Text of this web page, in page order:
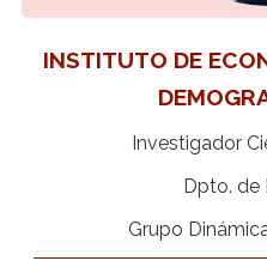
INSTITUTO DE
Investigador
Dpto. de
Grupo